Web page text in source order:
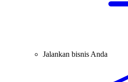
Jalankan bisnis Anda